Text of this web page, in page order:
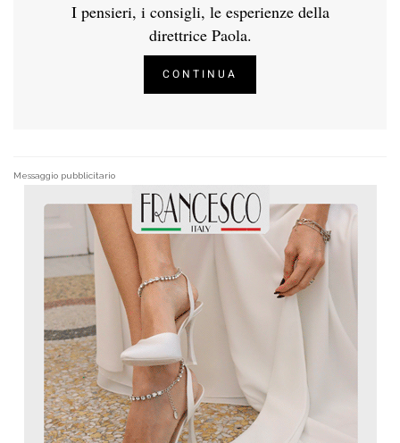
I pensieri, i consigli, le esperienze della
direttrice Paola.
CONTINUA
Messaggio pubblicitario